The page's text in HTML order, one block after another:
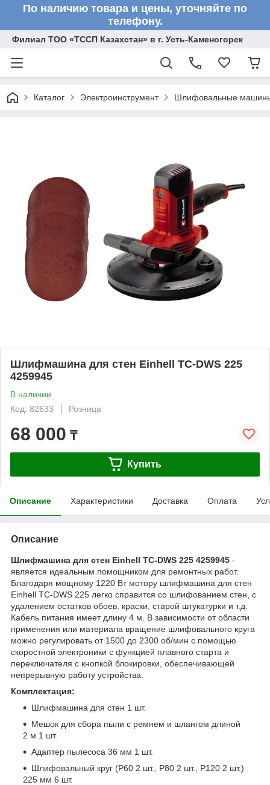
По наличию товара и цены, уточняйте по
телефону.
Филиал ТОО «ТССП Казахстан» в г. Усть-Каменогорск
Каталог Электроинструмент Шлифовальные
Шлифмашина для стен Einhell TC-DWS 225
4259945
В наличии
Код: 82633
Розница
68 000 ₸
Купить
Описание Характеристики Доставка Оплата
Описание
Шлифмашина для стен Einhell TC-DWS 225 4259945 -
является идеальным помощником для ремонтных работ.
Благодаря мощному 1220 Вт мотору шлифмашина для стен
Einhell TC-DWS 225 легко справится со шлифованием стен, с
удалением остатков обоев, краски, старой штукатурки и т.д.
Кабель питания имеет длину 4 м. В зависимости от области
применения или материала вращение шлифовального круга
можно регулировать от 1500 до 2300 об/мин с помощью
скоростной электроники с функцией плавного старта и
переключателя с кнопкой блокировки, обеспечивающей
непрерывную работу устройства.
Комплектация:
Шлифмашина для стен 1 шт.
Мешок для сбора пыли с ремнем и шлангом длиной
2 м 1 шт.
Адаптер пылесоса 36 мм 1 шт.
Шлифовальный круг (P60 2 шт., P80 2 шт., P120 2 шт.)
225 мм 6 шт.